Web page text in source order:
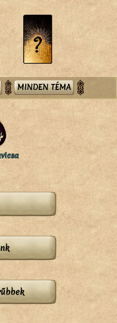
MINDEN TÉMA